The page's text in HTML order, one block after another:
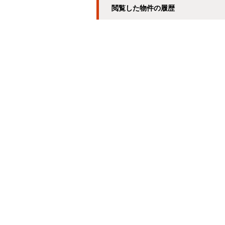
閲覧した物件の履歴